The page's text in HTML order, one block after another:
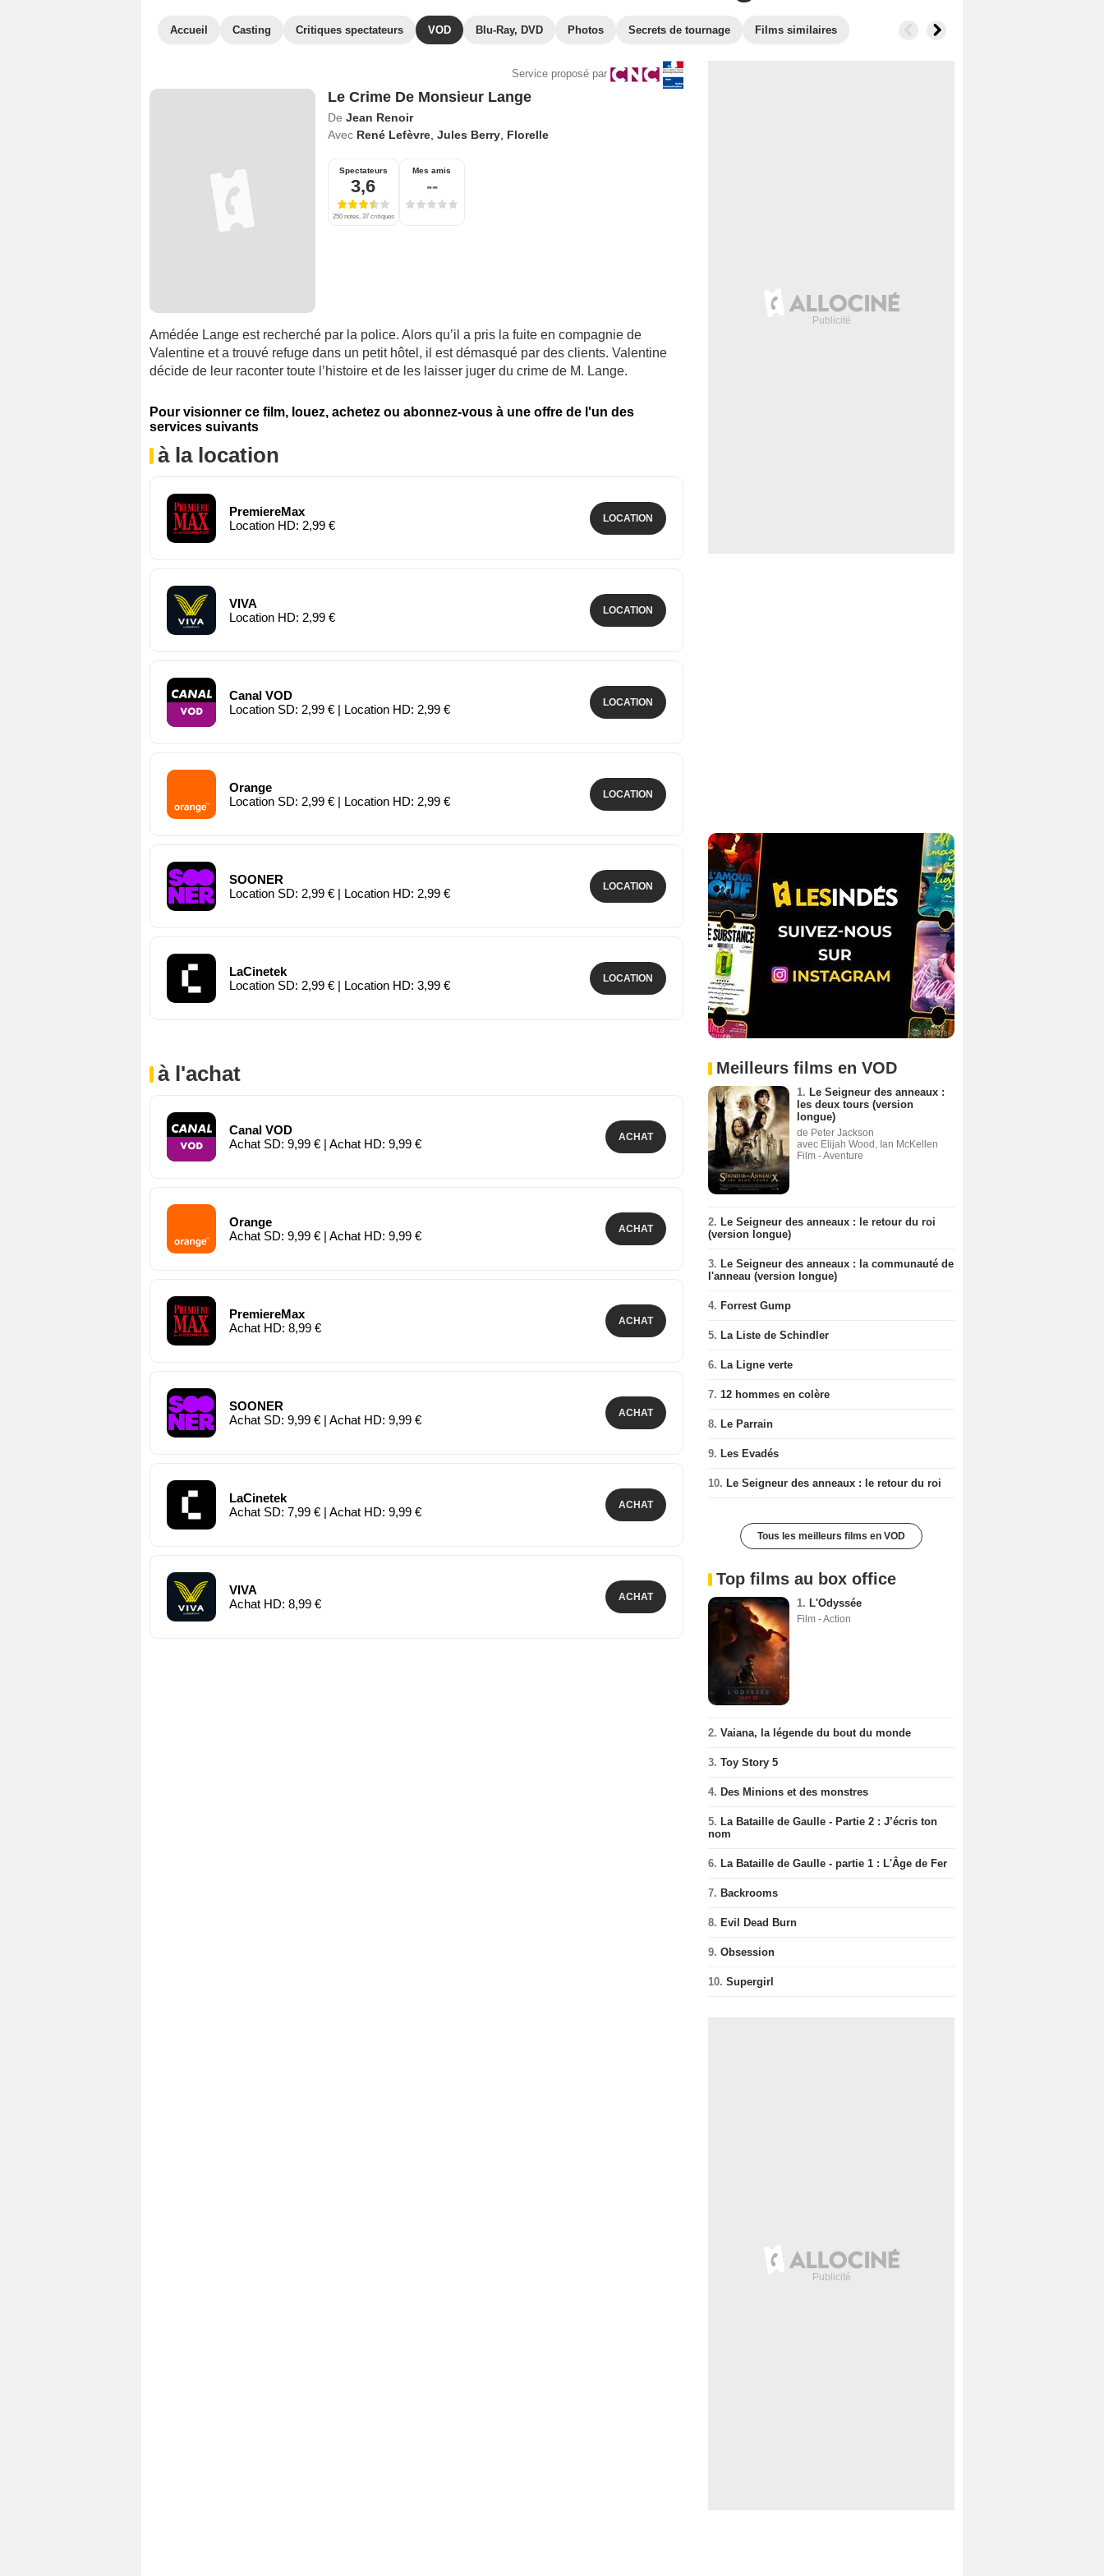
Accueil Casting Critiques spectateurs VOD Blu-Ray, DVD Photos Secrets de tournage Films similaires
Service proposé par
Le Crime De Monsieur Lange
De Jean Renoir
Avec René Lefèvre, Jules Berry, Florelle
Spectateurs
3,6
250 notes, 37 critiques
Mes amis
--
Amédée Lange est recherché par la police. Alors qu’il a pris la fuite en compagnie de
Valentine et a trouvé refuge dans un petit hôtel, il est démasqué par des clients. Valentine
décide de leur raconter toute l’histoire et de les laisser juger du crime de M. Lange.
Pour visionner ce film, louez, achetez ou abonnez-vous à une offre de l'un des
services suivants
à la location
PremiereMax
Location HD: 2,99 €
LOCATION
VIVA
Location HD: 2,99 €
LOCATION
Canal VOD
Location SD: 2,99 € | Location HD: 2,99 €
LOCATION
Orange
Location SD: 2,99 € | Location HD: 2,99 €
LOCATION
SOONER
Location SD: 2,99 € | Location HD: 2,99 €
LOCATION
LaCinetek
Location SD: 2,99 € | Location HD: 3,99 €
LOCATION
à l'achat
Canal VOD
Achat SD: 9,99 € | Achat HD: 9,99 €
ACHAT
Orange
Achat SD: 9,99 € | Achat HD: 9,99 €
ACHAT
PremiereMax
Achat HD: 8,99 €
ACHAT
SOONER
Achat SD: 9,99 € | Achat HD: 9,99 €
ACHAT
LaCinetek
Achat SD: 7,99 € | Achat HD: 9,99 €
ACHAT
VIVA
Achat HD: 8,99 €
ACHAT
Meilleurs films en VOD
1. Le Seigneur des anneaux :
les deux tours (version
longue)
de Peter Jackson
avec Elijah Wood, Ian McKellen
Film - Aventure
2. Le Seigneur des anneaux : le retour du roi
(version longue)
3. Le Seigneur des anneaux : la communauté de
l'anneau (version longue)
4. Forrest Gump
5. La Liste de Schindler
6. La Ligne verte
7. 12 hommes en colère
8. Le Parrain
9. Les Evadés
10. Le Seigneur des anneaux : le retour du roi
Tous les meilleurs films en VOD
Top films au box office
1. L'Odyssée
Film - Action
2. Vaiana, la légende du bout du monde
3. Toy Story 5
4. Des Minions et des monstres
5. La Bataille de Gaulle - Partie 2 : J’écris ton
nom
6. La Bataille de Gaulle - partie 1 : L'Âge de Fer
7. Backrooms
8. Evil Dead Burn
9. Obsession
10. Supergirl